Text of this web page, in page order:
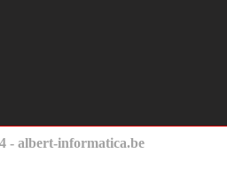
- albert-informatica.be